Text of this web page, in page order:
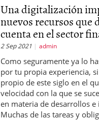
Una digitalización
nuevos recursos que
cuenta en el sector
2 Sep 2021 admin
Como seguramente ya lo
por tu propia experiencia,
propio de este siglo en el
velocidad con la que se
en materia de desarrollos e
Muchas de las tareas y